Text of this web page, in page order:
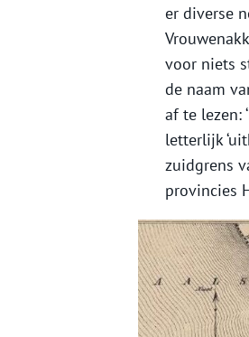
er diverse
voor niets
de naam
af te lezen:
letterlijk
zuidgrens
provincies